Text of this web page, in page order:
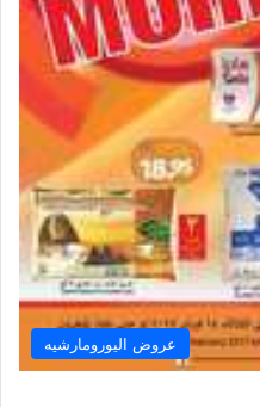
عروض اليورومارشيه